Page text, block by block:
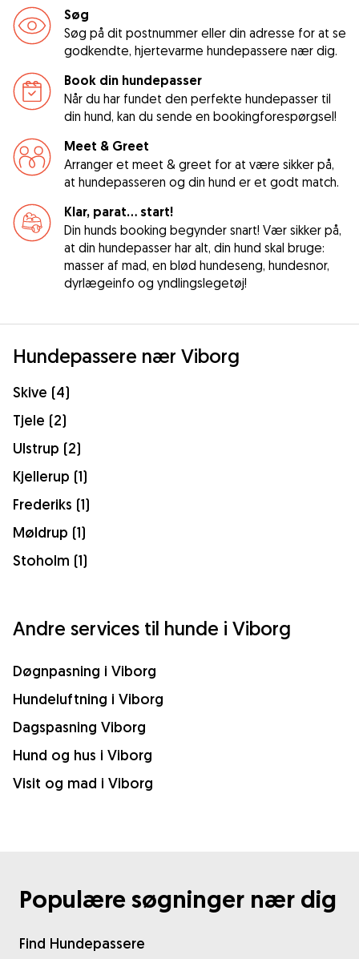
Søg
Søg på dit postnummer eller din adresse for at se
godkendte, hjertevarme hundepassere nær dig.
Book din hundepasser
Når du har fundet den perfekte hundepasser til
din hund, kan du sende en bookingforespørgsel!
Meet & Greet
Arranger et meet & greet for at være sikker på,
at hundepasseren og din hund er et godt match.
Klar, parat... start!
Din hunds booking begynder snart! Vær sikker på,
at din hundepasser har alt, din hund skal bruge:
masser af mad, en blød hundeseng, hundesnor,
dyrlægeinfo og yndlingslegetøj!
Hundepassere nær Viborg
Skive (4)
Tjele (2)
Ulstrup (2)
Kjellerup (1)
Frederiks (1)
Møldrup (1)
Stoholm (1)
Andre services til hunde i Viborg
Døgnpasning i Viborg
Hundeluftning i Viborg
Dagspasning Viborg
Hund og hus i Viborg
Visit og mad i Viborg
Populære søgninger nær dig
Find Hundepassere